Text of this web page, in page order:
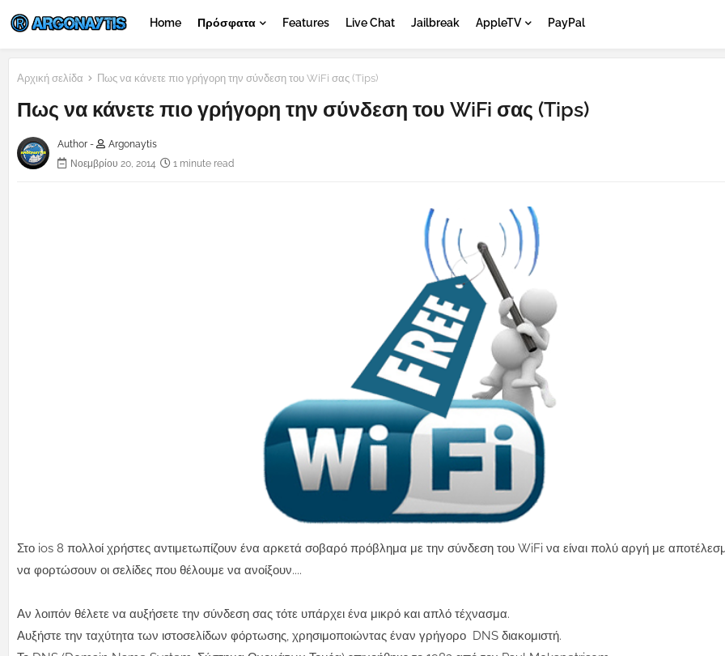
Home Πρόσφατα Features Live Chat Jailbreak AppleTV PayPal
Αρχική σελίδα Πως να κάνετε πιο γρήγορη την σύνδεση του WiFi σας (Tips)
Πως να κάνετε πιο γρήγορη την σύνδεση του WiFi σας (Tips)
Author -
Argonaytis
Νοεμβρίου 20, 2014
1 minute read
Στο ios 8 πολλοί χρήστες αντιμετωπίζουν ένα αρκετά σοβαρό πρόβλημα με την σύνδεση του WiFi να είναι πολύ αργή με
να φορτώσουν οι σελίδες που θέλουμε να ανοίξουν....
Αν λοιπόν θέλετε να αυξήσετε την σύνδεση σας τότε υπάρχει ένα μικρό και απλό τέχνασμα.
Αυξήστε την ταχύτητα των ιστοσελίδων φόρτωσης, χρησιμοποιώντας έναν γρήγορο DNS διακομιστή.